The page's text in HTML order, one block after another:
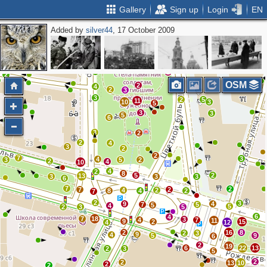
Gallery Sign up Login EN
Added bysilver44, 17 October 2009
2
3
2
4
3
2
10
6
3
2
3
3
2
7
3
2
7 7
6 13
10 4
4
2
7 8
4 8
4
4
9
4
4
18
2
3
7
4
9
4
9
2
3
5
2
4
3
2
7
2
5
7
5
3
2
2
5 5 4
3 2
2
2
2
5
2
4
5 3
11
2
5 5 3
2
3
3
3
3
4
2
13
6
2
5 3
15
12
11
6
16
19
22
8 9
10
13
5
2
3
6
2
2
2
2
2
OSM